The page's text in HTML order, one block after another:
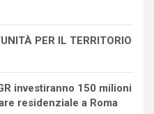
PER IL TERRITORIO
investiranno 150 milioni
residenziale a Roma